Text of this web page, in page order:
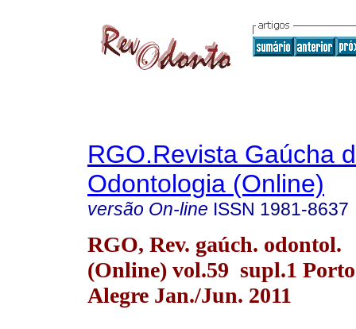
RGO.Revista Gaúcha
Odontologia (Online)
versão On-line ISSN 1981-8637
RGO, Rev. gaúch. odontol.
(Online) vol.59 supl.1 Porto
Alegre Jan./Jun. 2011